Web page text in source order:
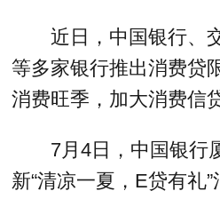
近日，中国银行、
等多家银行推出消费贷
消费旺季，加大消费信
7月4日，中国银行
新“清凉一夏，E贷有礼